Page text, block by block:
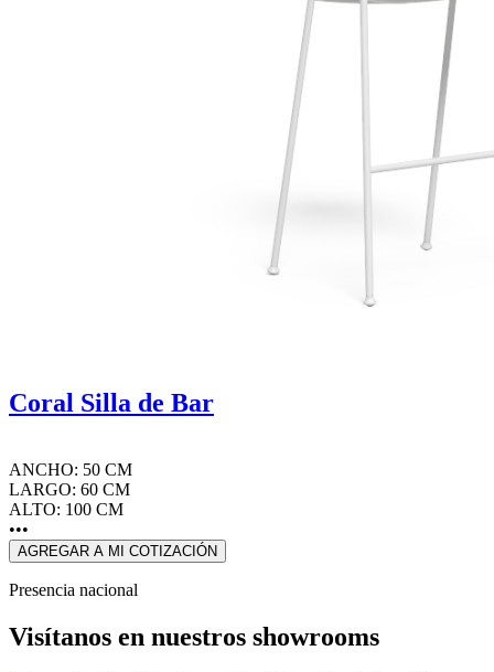
Coral Silla de Bar
ANCHO: 50 CM
LARGO: 60 CM
ALTO: 100 CM
•••
AGREGAR A MI COTIZACIÓN
Presencia nacional
Visítanos en nuestros showrooms